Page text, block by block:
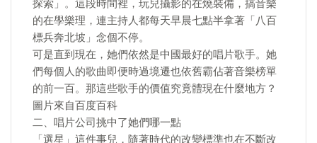
探索」。這段時間裡，玩兒攝影的在燒裝備，搞音樂
的在學樂理，連主持人都每天早晨七點半拿著「八百
標兵奔北坡」念個不停。
可是直到現在，她們依然是中國最好的唱片歌手。她
們每個人的歌曲即便時過境遷也依舊霸佔著音樂榜單
的前一百。那這些歌手的價值究竟體現在什麼地方？
圖片來自百度百科
二、唱片公司挑中了她們哪一點
「選星」這件事兒，隨著時代的改變標準也在不斷改